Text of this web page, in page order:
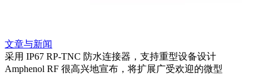
文章与新闻
采用 IP67 RP-TNC 防水连接器，支持重型设备设计
Amphenol RF 很高兴地宣布，将扩展广受欢迎的微型